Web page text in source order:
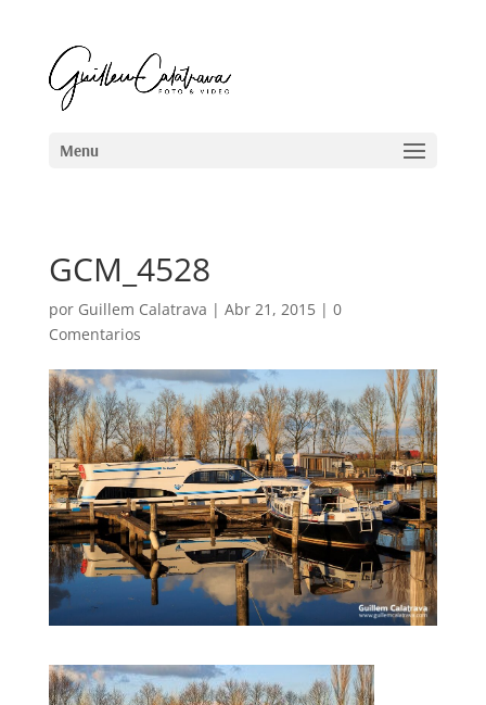
GCM_4528
por Guillem Calatrava | Abr 21, 2015| 0
Comentarios